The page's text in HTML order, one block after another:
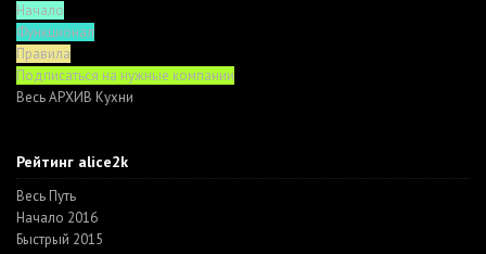
Начало
Функционал
Правила
Подписаться на нужные компании
Весь АРХИВ Кухни
Рейтинг alice2k
Весь Путь
Начало 2016
Быстрый 2015